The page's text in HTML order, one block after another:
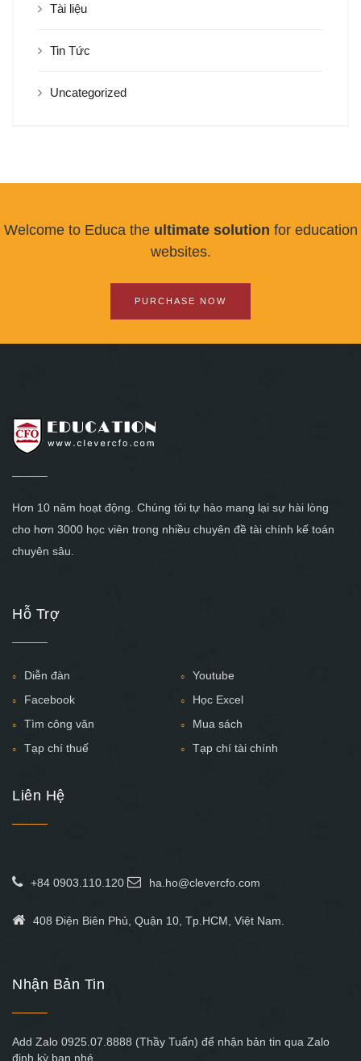
Tài liệu
Tin Tức
Uncategorized
Welcome to Educa the ultimate solution for education
websites.
PURCHASE NOW
Hơn 10 năm hoạt động. Chúng tôi tự hào mang lại sự hài lòng
cho hơn 3000 học viên trong nhiều chuyên đề tài chính kế toán
chuyên sâu.
Hỗ Trợ
Diễn đàn
Youtube
Facebook
Học Excel
Tìm công văn
Mua sách
Tạp chí thuế
Tạp chí tài chính
Liên Hệ
+84 0903.110.120 ha.ho@clevercfo.com
408 Điện Biên Phủ, Quận 10, Tp.HCM, Việt Nam.
Nhận Bản Tin
Add Zalo 0925.07.8888 (Thầy Tuấn) để nhận bản tin qua Zalo
định kỳ bạn nhé